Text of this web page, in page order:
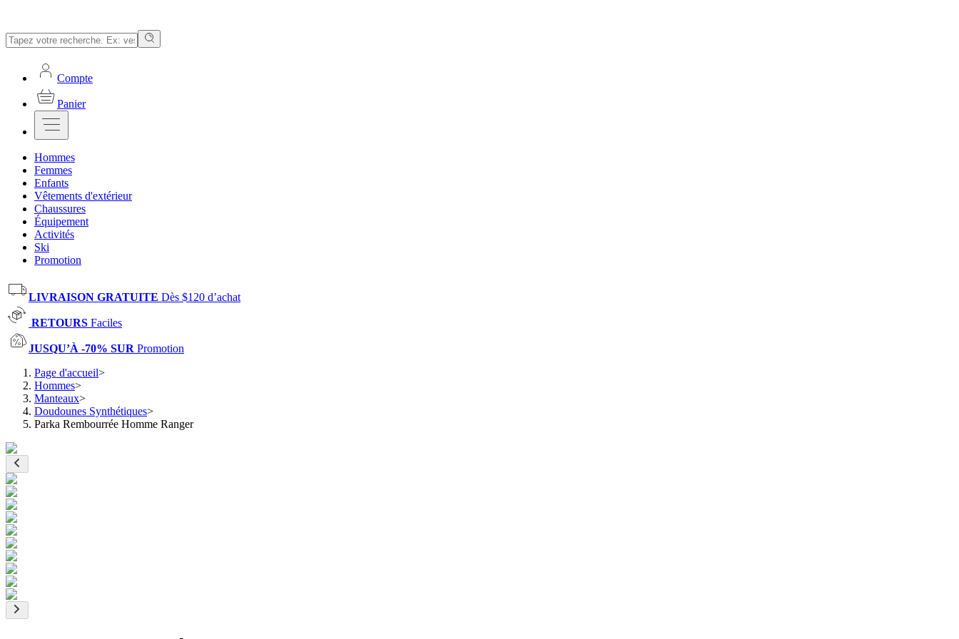
Compte
Panier
Hommes
Femmes
Enfants
Vêtements d'extérieur
Chaussures
Équipement
Activités
Ski
Promotion
LIVRAISON GRATUITE Dès $120 d’achat
RETOURS Faciles
JUSQU’À -70% SUR Promotion
Page d'accueil>
Hommes>
Manteaux>
Doudounes Synthétiques>
Parka Rembourrée Homme Ranger